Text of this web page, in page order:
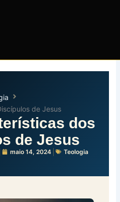
de Jesus
dos
de Jesus
maio 14, 2024 Teologia